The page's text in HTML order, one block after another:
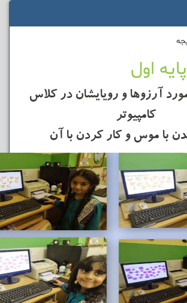
اول
آرزوها و رویایشان در کلاس
کامپیوتر
با موس و کار کردن با آن